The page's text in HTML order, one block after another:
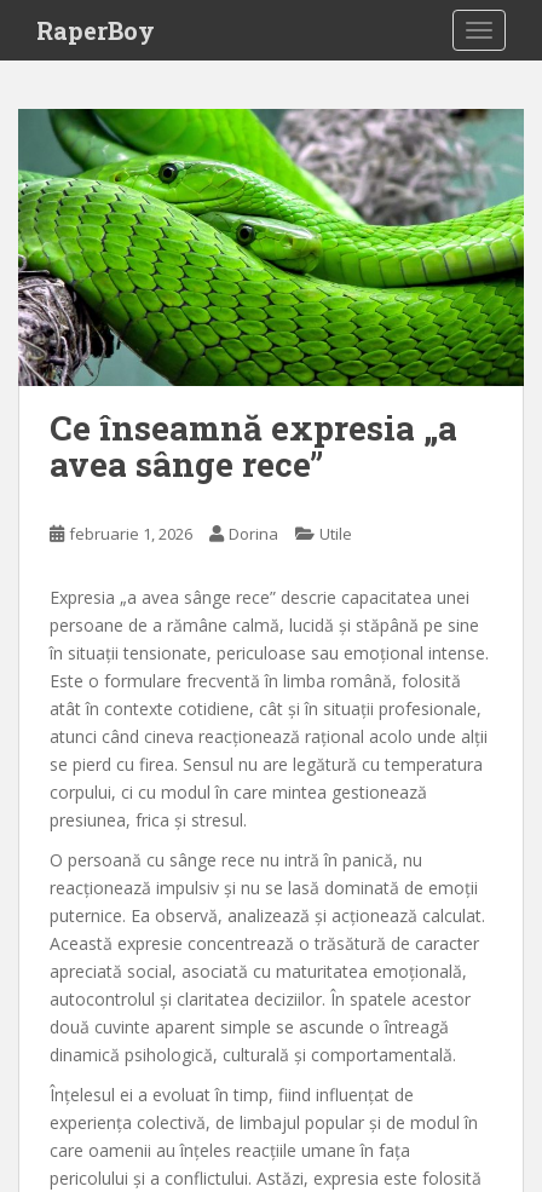
i
RaperBoy
Ce înseamnă expresia „a
avea sânge rece”
februarie 1, 2026 Dorina Utile
Expresia „a avea sânge rece” descrie capacitatea unei
persoane de a rămâne calmă, lucidă și stăpână pe sine
în situații tensionate, periculoase sau emoțional intense.
Este o formulare frecventă în limba română, folosită
atât în contexte cotidiene, cât și în situații profesionale,
atunci când cineva reacționează rațional acolo unde alții
se pierd cu firea. Sensul nu are legătură cu temperatura
corpului, ci cu modul în care mintea gestionează
presiunea, frica și stresul.
O persoană cu sânge rece nu intră în panică, nu
reacționează impulsiv și nu se lasă dominată de emoții
puternice. Ea observă, analizează și acționează calculat.
Această expresie concentrează o trăsătură de caracter
apreciată social, asociată cu maturitatea emoțională,
autocontrolul și claritatea deciziilor. În spatele acestor
două cuvinte aparent simple se ascunde o întreagă
dinamică psihologică, culturală și comportamentală.
Înțelesul ei a evoluat în timp, fiind influențat de
experiența colectivă, de limbajul popular și de modul în
care oamenii au înțeles reacțiile umane în fața
pericolului și a conflictului. Astăzi, expresia este folosită